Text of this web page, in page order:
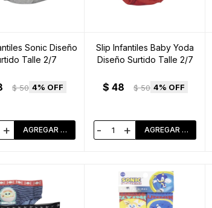
Sonic Diseño
Talle 2/7
$ 50 4
+
Slip Infantiles Baby Yoda
Diseño Surtido Talle 2/7
$ 48 $ 50 4
- +